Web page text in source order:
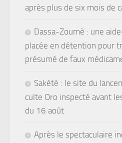
après plus de six mois de
Dassa-Zoumè : une
placée en détention pour
présumé de faux
Sakété : le site du
culte Oro inspecté avant
du 16 août
Après le spectaculaire